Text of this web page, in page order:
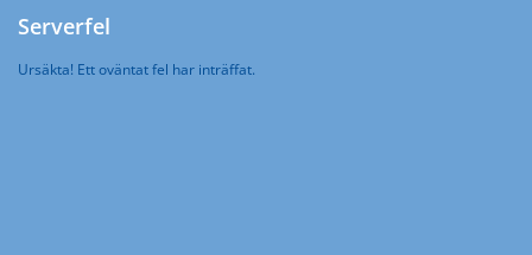
Serverfel
Ursäkta! Ett oväntat fel har inträffat.